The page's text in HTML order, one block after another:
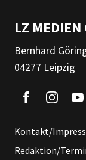
LZ MEDIEN
Bernhard
04277 Leipzig
Kontakt/
Redaktion/